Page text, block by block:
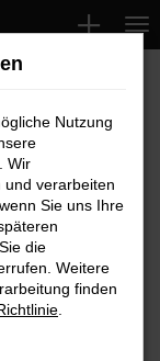
Nutzung
Wir
und verarbeiten
Sie uns Ihre
die
Weitere
finden